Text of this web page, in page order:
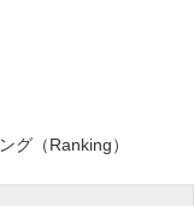
グ（Ranking）